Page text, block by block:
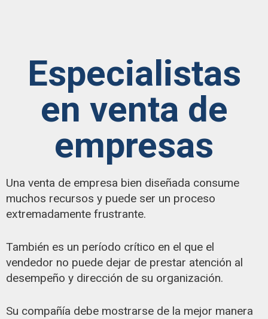
Especialistas
en venta de
empresas
Una venta de empresa bien diseñada consume
muchos recursos y puede ser un proceso
extremadamente frustrante.
También es un período crítico en el que el
vendedor no puede dejar de prestar atención al
desempeño y dirección de su organización.
Su compañía debe mostrarse de la mejor manera